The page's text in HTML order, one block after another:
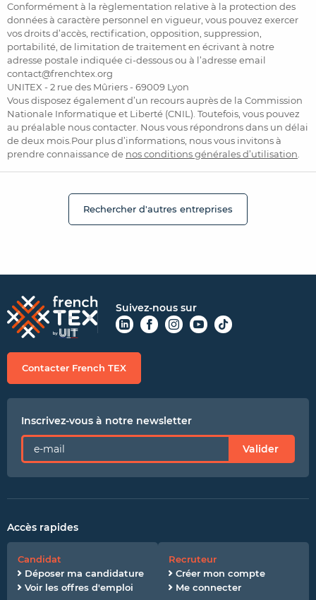
Conformément à la règlementation relative à la protection des
données à caractère personnel en vigueur, vous pouvez exercer
vos droits d’accès, rectification, opposition, suppression,
portabilité, de limitation de traitement en écrivant à notre
adresse postale indiquée ci-dessous ou à l’adresse email
contact@frenchtex.org
UNITEX - 2 rue des Mûriers - 69009 Lyon
Vous disposez également d’un recours auprès de la Commission
Nationale Informatique et Liberté (CNIL). Toutefois, vous pouvez
au préalable nous contacter. Nous vous répondrons dans un délai
de deux mois.Pour plus d’informations, nous vous invitons à
prendre connaissance de nos conditions générales d’utilisation
Rechercher d'autres entreprises
Suivez-nous sur
Contacter French TEX
Inscrivez-vous à notre newsletter
Valider
Accès rapides
Candidat
Déposer ma candidature
Voir les offres d'emploi
Recruteur
Créer mon compte
Me connecter